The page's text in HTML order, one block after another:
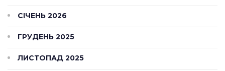
СІЧЕНЬ 2026
ГРУДЕНЬ 2025
ЛИСТОПАД 2025